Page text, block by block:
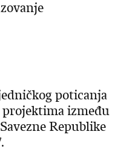
poticanja
između
Republike